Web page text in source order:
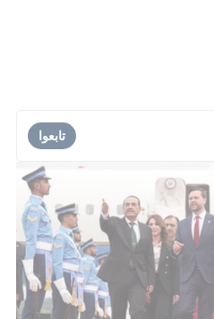
تابعوا